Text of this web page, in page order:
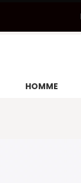
HOMME